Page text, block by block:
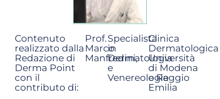
Contenuto
realizzato dalla
Redazione di
Derma Point
con il
contributo di:
Prof.
Marco
Manfredini,
Specialista
in
Dermatologia
e
Venereologia
Clinica
Dermatologica
Università
di Modena
e Reggio
Emilia